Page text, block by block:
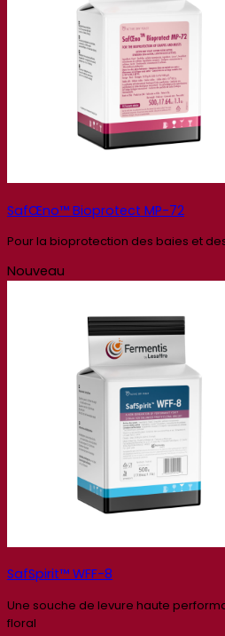
SafŒno™ Bioprotect MP-72
Pour la bioprotection des baies et
Nouveau
SafSpirit™ WFF-8
Une souche de levure haute
floral